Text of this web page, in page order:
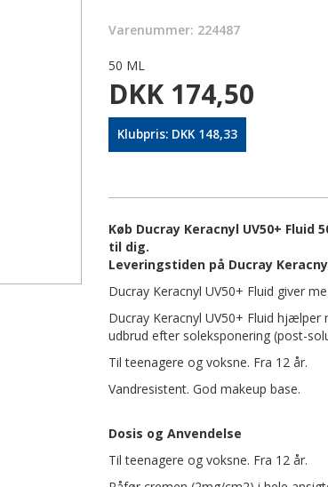
Varenummer: 224487
50 ML
DKK 174,50
Klubpris: DKK 148,33
Køb Ducray Keracnyl UV50+
til dig.
Leveringstiden på Ducray
Ducray Keracnyl UV50+ Fluid giver
Ducray Keracnyl UV50+ Fluid
udbrud efter soleksponering (post-
Til teenagere og voksne. Fra 12 år.
Vandresistent. God makeup base.
Dosis og Anvendelse
Til teenagere og voksne. Fra 12 år.